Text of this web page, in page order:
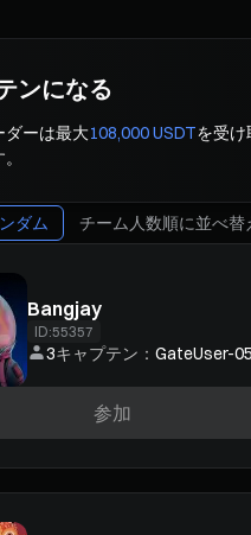
ンになる
ダーは最大108,000 USDTを受
ダム チーム人数順に並べ替
Bangjay
ID:55357
3キャプテン： GateUser-
参加